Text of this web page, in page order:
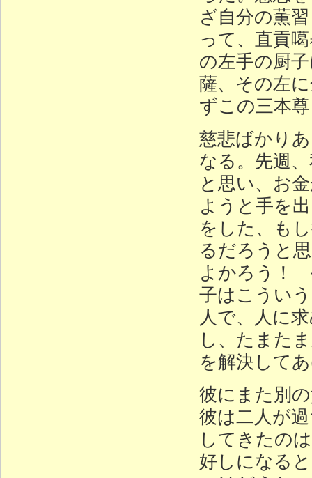
ざ自分の薫
って、直貢
の左手の厨
薩、その左
ずこの三本
慈悲ばかり
なる。先週
と思い、お
ようと手を
をした、も
るだろうと
よかろう！
子はこうい
人で、人に
し、たまた
を解決して
彼にまた別
彼は二人が
してきたの
好しになる